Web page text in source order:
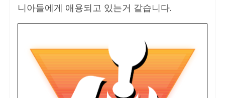
니아들에게 애용되고 있는거 같습니다.